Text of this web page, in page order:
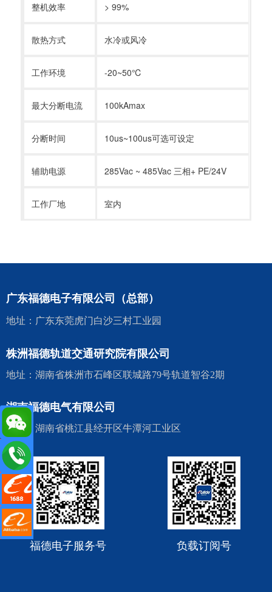
整机效率 > 99%
散热方式 水冷或风冷
工作环境 -20~50℃
最大分断电流 100kAmax
分断时间 10us~100us可选可设定
辅助电源 285Vac ~ 485Vac三相+ PE/24V
工作厂地 室内
广东福德电子有限公司（总部）
地址：广东东莞虎门白沙三村工业园
株洲福德轨道交通研究院有限公司
地址：湖南省株洲市石峰区联城路79号轨道智谷2期
湖南福德电气有限公司
地址：湖南省桃江县经开区牛潭河工业区
福德电子服务号 负载订阅号
店铺
际站